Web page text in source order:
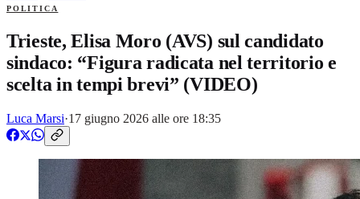
POLITICA
Trieste, Elisa Moro (AVS) sul candidato
sindaco: “Figura radicata nel territorio e
scelta in tempi brevi” (VIDEO)
Luca Marsi·17 giugno 2026 alle ore 18:35